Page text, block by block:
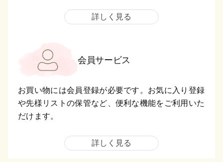
詳しく見る
会員サービス
お買い物には会員登録が必要です。お気に入り登録
や先様リストの保管など、便利な機能をご利用いた
だけます。
詳しく見る